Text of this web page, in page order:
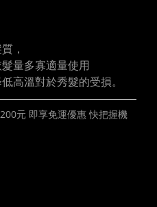
，
量多寡適量使用
高溫對於秀髮的受損。
元 即享免運優惠 快把握機